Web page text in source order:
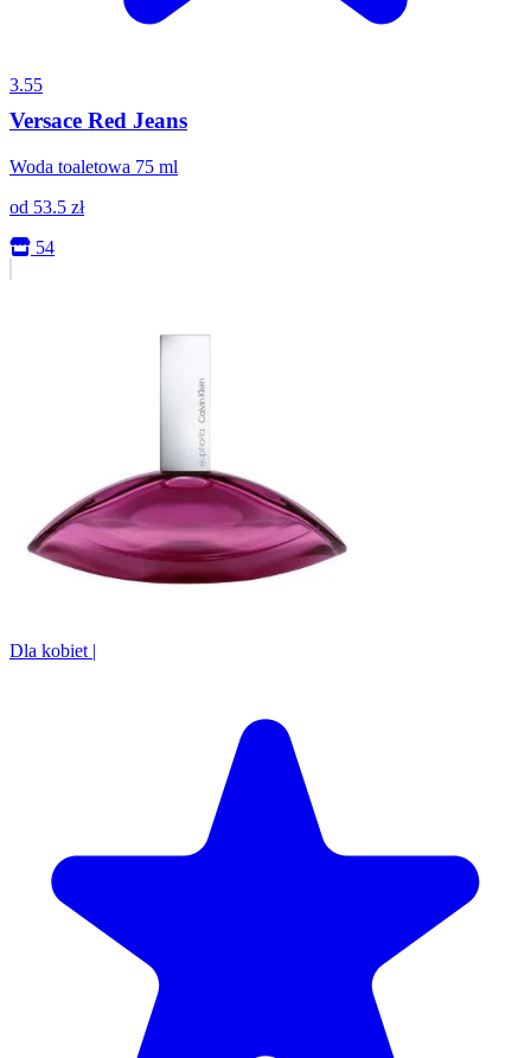
3.55
Versace Red Jeans
Woda toaletowa 75 ml
od 53.5 zł
54
Dla kobiet |